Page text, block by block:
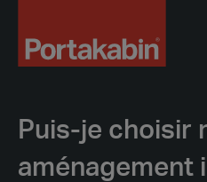
Puis-je choisir
aménagement